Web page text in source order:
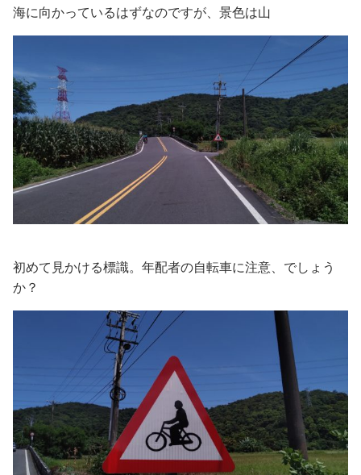
海に向かっているはずなのですが、景色は山
初めて見かける標識。年配者の自転車に注意、でしょう
か？